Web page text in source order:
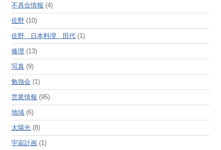
不具合情報 (4)
佐野 (10)
佐野 日本料理 田代 (1)
修理 (13)
写真 (9)
勉強会 (1)
営業情報 (95)
地域 (6)
太陽光 (8)
宇宙計画 (1)